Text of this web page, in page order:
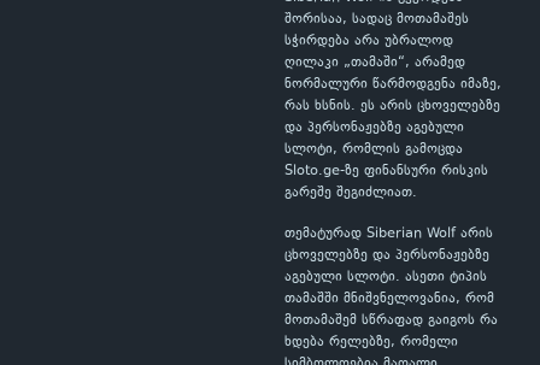
შორისაა, სადაც მოთამაშეს
სჭირდება არა უბრალოდ
ღილაკი „თამაში“, არამედ
ნორმალური წარმოდგენა იმაზე,
რას ხსნის. ეს არის ცხოველებზე
და პერსონაჟებზე აგებული
სლოტი, რომლის გამოცდა
Sloto.ge-ზე ფინანსური რისკის
გარეშე შეგიძლიათ.
თემატურად Siberian Wolf არის
ცხოველებზე და პერსონაჟებზე
აგებული სლოტი. ასეთი ტიპის
თამაშში მნიშვნელოვანია, რომ
მოთამაშემ სწრაფად გაიგოს რა
ხდება რელებზე, რომელი